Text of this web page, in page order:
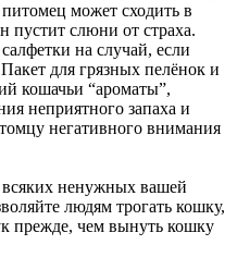
может сходить в
пустит слюни от страха.
на случай, если
для грязных пелёнок и
кошачьи “ароматы”,
неприятного запаха и
негативного внимания
всяких ненужных вашей
людям трогать кошку,
прежде, чем вынуть кошку